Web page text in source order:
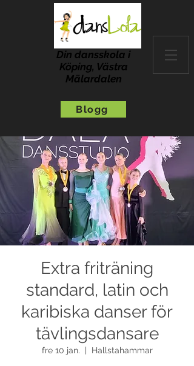
Din dansskola i
Köping, Västra
Mälardalen
Blogg
Extra friträning
standard, latin och
karibiska danser för
tävlingsdansare
fre 10 jan. Hallstahammar